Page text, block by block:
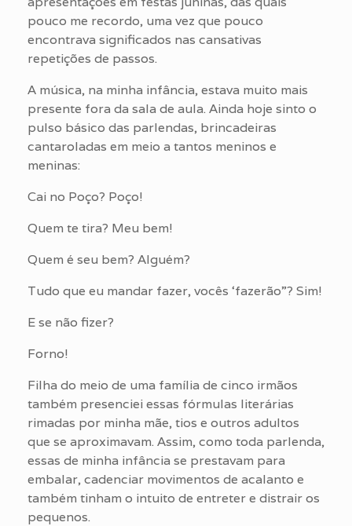
pouco me recordo, uma vez que pouco
encontrava significados nas cansativas
repetições de passos.
A música, na minha infância, estava muito mais
presente fora da sala de aula. Ainda hoje sinto o
pulso básico das parlendas, brincadeiras
cantaroladas em meio a tantos meninos e
meninas:
Cai no Poço? Poço!
Quem te tira? Meu bem!
Quem é seu bem? Alguém?
Tudo que eu mandar fazer, vocês ‘fazerão”? Sim!
E se não fizer?
Forno!
Filha do meio de uma família de cinco irmãos
também presenciei essas fórmulas literárias
rimadas por minha mãe, tios e outros adultos
que se aproximavam. Assim, como toda parlenda,
essas de minha infância se prestavam para
embalar, cadenciar movimentos de acalanto e
também tinham o intuito de entreter e distrair os
pequenos.